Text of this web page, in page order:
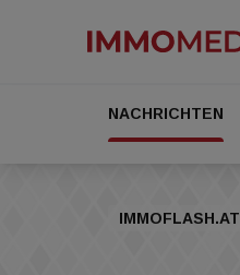
NACHRICHTEN
IMMOFLASH.AT